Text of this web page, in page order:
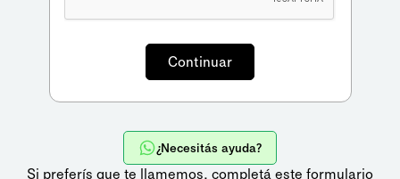
¿Necesitás ayuda?
Si preferís que te llamemos, completá este formulario